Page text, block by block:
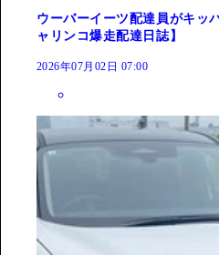
ウーバーイーツ配達員がキッ
ャリンコ爆走配達日誌】
2026年07月02日 07:00